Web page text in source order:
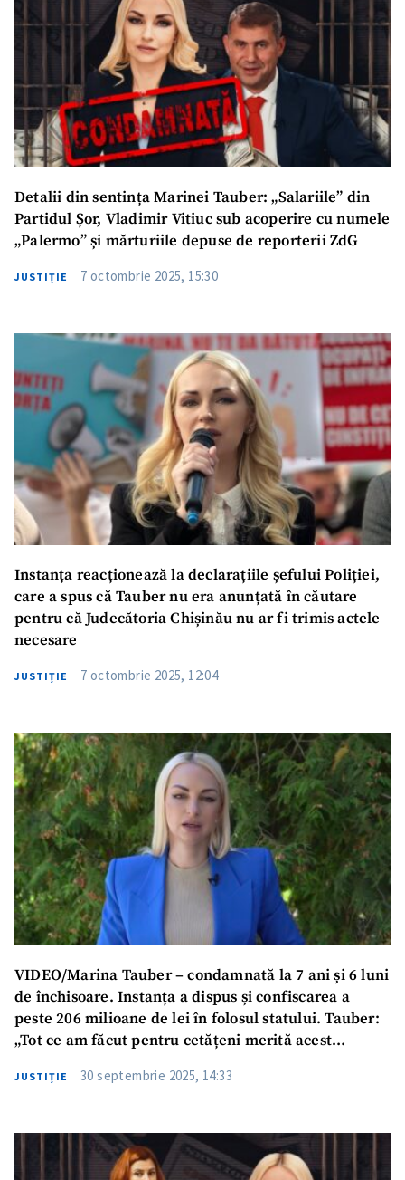
Trimite o informație
Despre ZdG
in English
на русском
Detalii din sentința Marinei Tauber: „Salariile” din
Partidul Șor, Vladimir Vitiuc sub acoperire cu numele
„Palermo” și mărturiile depuse de reporterii ZdG
JUSTIȚIE 7 octombrie 2025, 15:30
Instanța reacționează la declarațiile șefului Poliției,
care a spus că Tauber nu era anunțată în căutare
pentru că Judecătoria Chișinău nu ar fi trimis actele
necesare
JUSTIȚIE 7 octombrie 2025, 12:04
VIDEO/Marina Tauber – condamnată la 7 ani și 6 luni
de închisoare. Instanța a dispus și confiscarea a
peste 206 milioane de lei în folosul statului. Tauber:
„Tot ce am făcut pentru cetățeni merită acest
JUSTIȚIE 30 septembrie 2025, 14:33